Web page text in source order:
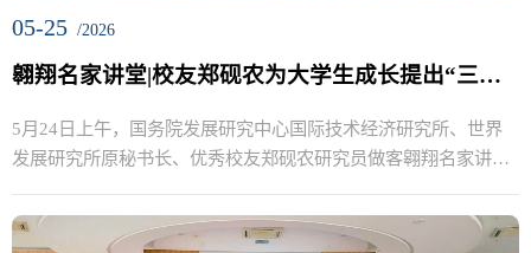
05-25 /2026
翱翔名家讲堂|校友郑砚农为大学生成长提出“三点建议”
5月24日上午，国务院发展研究中心国际技术经济研究所、世界
发展研究所原秘书长、优秀校友郑砚农研究员做客翱翔名家讲堂